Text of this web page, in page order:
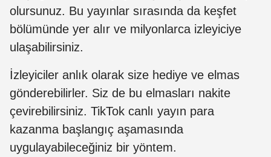
olursunuz. Bu yayınlar sırasında da keşfet
bölümünde yer alır ve milyonlarca izleyiciye
ulaşabilirsiniz.
İzleyiciler anlık olarak size hediye ve elmas
gönderebilirler. Siz de bu elmasları nakite
çevirebilirsiniz. TikTok canlı yayın para
kazanma başlangıç aşamasında
uygulayabileceğiniz bir yöntem.